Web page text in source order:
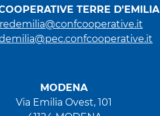
TERRE D'EMILIA
MODENA
Via Emilia Ovest, 101